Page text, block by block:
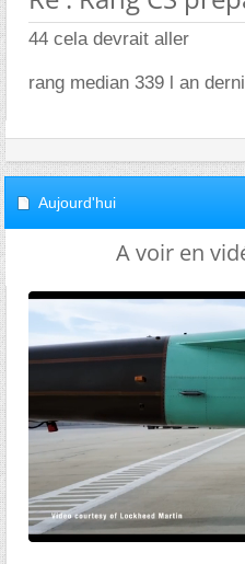
44 cela devrait aller
rang median 339 l an
Aujourd'hui
A voir en